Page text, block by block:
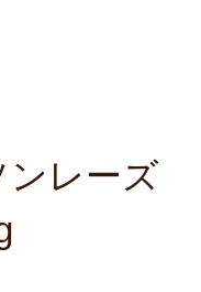
ンレーズ